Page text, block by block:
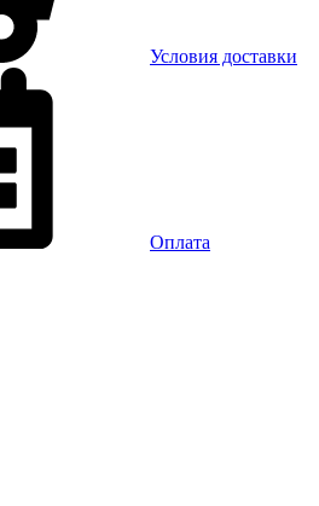
Условия доставки
Оплата